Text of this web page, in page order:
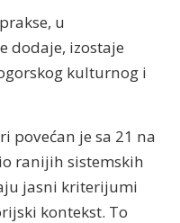
u
dodaje, izostaje
kulturnog i
povećan je sa 21 na
ranijih sistemskih
jasni kriterijumi
kontekst. To